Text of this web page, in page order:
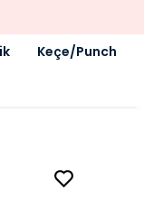
Keçe/Punch